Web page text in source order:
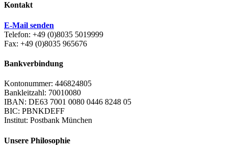
Kontakt
E-Mail senden
Telefon: +49 (0)8035 5019999
Fax: +49 (0)8035 965676
Bankverbindung
Kontonummer: 446824805
Bankleitzahl: 70010080
IBAN: DE63 7001 0080 0446 8248 05
BIC: PBNKDEFF
Institut: Postbank München
Unsere Philosophie